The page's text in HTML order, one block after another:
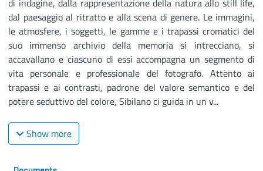
di indagine, dalla rappresentazione della natura allo still life,
dal paesaggio al ritratto e alla scena di genere. Le immagini,
le atmosfere, i soggetti, le gamme e i trapassi cromatici del
suo immenso archivio della memoria si intrecciano, si
accavallano e ciascuno di essi accompagna un segmento di
vita personale e professionale del fotografo. Attento ai
trapassi e ai contrasti, padrone del valore semantico e del
potere seduttivo del colore, Sibilano ci guida in un v...
Show more